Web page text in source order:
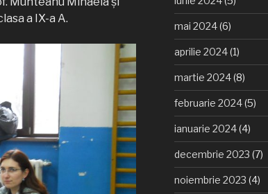
a IX-a A.
mai 2024(6)
aprilie 2024(1)
martie 2024(8)
februarie 2024(5)
ianuarie 2024(4)
decembrie 2023 (7)
noiembrie 2023 (4)